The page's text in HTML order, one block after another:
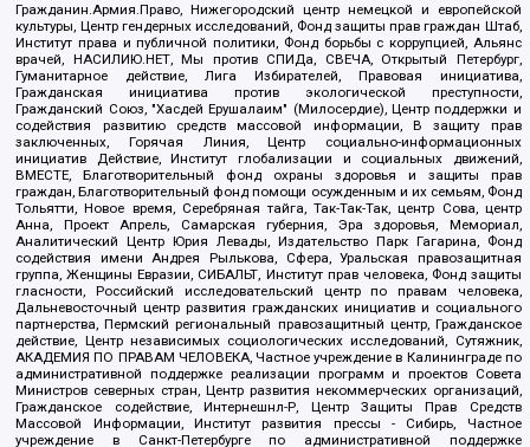
Гражданин.Армия.Право, Нижегородский центр немецкой и европейской
культуры, Центр гендерных исследований, Фонд защиты прав граждан Штаб,
Институт права и публичной политики, Фонд борьбы с коррупцией, Альянс
врачей, НАСИЛИЮ.НЕТ, Мы против СПИДа, СВЕЧА, Открытый Петербург,
Гуманитарное действие, Лига Избирателей, Правовая инициатива,
Гражданская инициатива против экологической преступности,
Гражданский Союз, "Хасдей Ерушалаим" (Милосердие), Центр поддержки и
содействия развитию средств массовой информации, В защиту прав
заключенных, Горячая Линия, Центр социально-информационных
инициатив Действие, Институт глобализации и социальных движений,
ВМЕСТЕ, Благотворительный фонд охраны здоровья и защиты прав
граждан, Благотворительный фонд помощи осужденным и их семьям, Фонд
Тольятти, Новое время, Серебряная тайга, Так-Так-Так, центр Сова, центр
Анна, Проект Апрель, Самарская губерния, Эра здоровья, Мемориал,
Аналитический Центр Юрия Левады, Издательство Парк Гагарина, Фонд
содействия имени Андрея Рылькова, Сфера, Уральская правозащитная
группа, Женщины Евразии, СИБАЛЬТ, Институт прав человека, Фонд защиты
гласности, Российский исследовательский центр по правам человека,
Дальневосточный центр развития гражданских инициатив и социального
партнерства, Пермский региональный правозащитный центр, Гражданское
действие, Центр независимых социологических исследований, Сутяжник,
АКАДЕМИЯ ПО ПРАВАМ ЧЕЛОВЕКА, Частное учреждение в Калининграде по
административной поддержке реализации программ и проектов Совета
Министров северных стран, Центр развития некоммерческих организаций,
Гражданское содействие, Интернешнл-Р, Центр Защиты Прав Средств
Массовой Информации, Институт развития прессы - Сибирь, Частное
учреждение в Санкт-Петербурге по административной поддержке